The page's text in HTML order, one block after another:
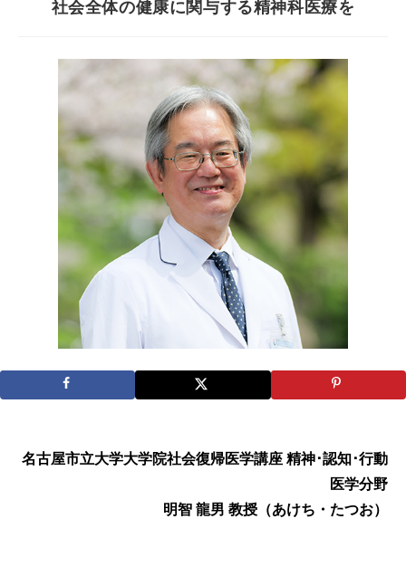
社会全体の健康に関与する精神科医療を
名古屋市立大学大学院社会復帰医学講座 精神･認知･行動
医学分野
明智 龍男 教授（あけち・たつお）